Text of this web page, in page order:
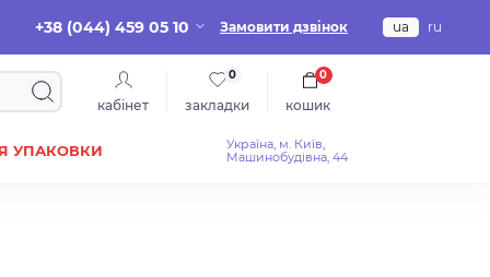
+38 (044) 459 05 10 Замовити дзвінок ua ru
кабінет закладки
0
кошик
0
УПАКОВКИ
Україна, м. Київ,
Машинобудівна, 44